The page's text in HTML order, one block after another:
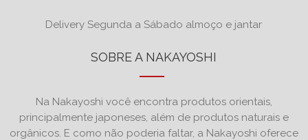
Delivery Segunda a Sábado almoço e jantar
SOBRE A NAKAYOSHI
Na Nakayoshi você encontra produtos orientais,
principalmente japoneses, além de produtos naturais e
orgânicos. E como não poderia faltar, a Nakayoshi oferece